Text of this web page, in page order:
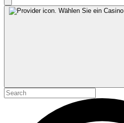
Wählen Sie ein Casino